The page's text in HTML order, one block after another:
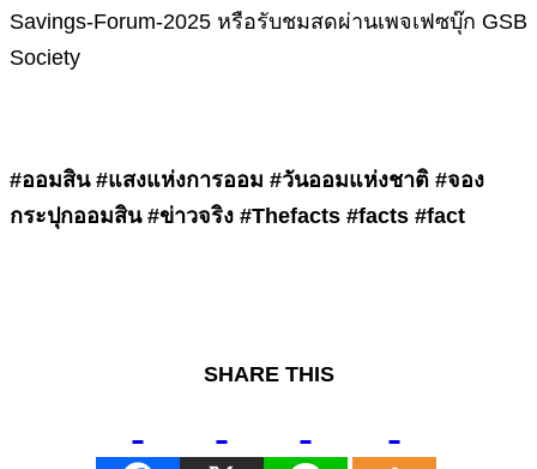
Savings-Forum-2025 หรือรับชมสดผ่านเพจเฟซบุ๊ก GSB
Society
#ออมสิน #แสงแห่งการออม #วันออมแห่งชาติ #จอง
กระปุกออมสิน #ข่าวจริง #Thefacts #facts #fact
SHARE THIS